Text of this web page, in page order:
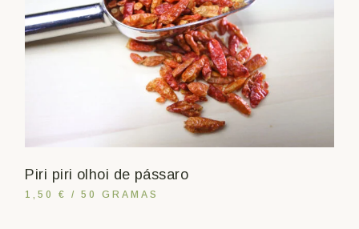
Piri piri olhoi de pássaro
1,50 € / 50 GRAMAS